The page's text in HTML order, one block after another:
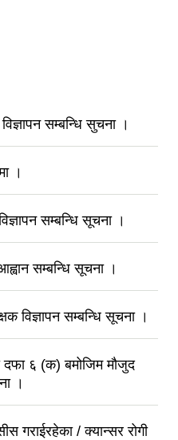
सम्बन्धि सुचना ।
।
सम्बन्धि सूचना ।
सम्बन्धि सूचना ।
विज्ञापन सम्बन्धि सूचना ।
६ (क) बमोजिम मौजुद
।
गराईरहेका / क्यान्सर रोगी